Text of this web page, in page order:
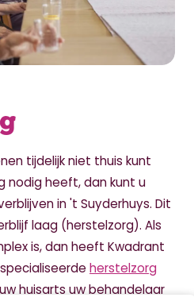
tijdelijk niet thuis kunt
nodig heeft, dan kunt u
in 't Suyderhuys. Dit
laag (herstelzorg). Als
is, dan heeft Kwadrant
herstelzorg
huisarts uw behandelaar